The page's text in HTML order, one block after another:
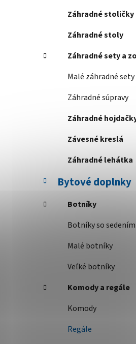
Záhradné stoličky
Záhradné stoly
Záhradné sety a
Malé záhradné sety
Záhradné súpravy
Záhradné
Závesné kreslá
Záhradné lehátka
Bytové doplnky
Botníky
Botníky so sedením
Malé botníky
Veľké botníky
Komody a regále
Komody
Regále